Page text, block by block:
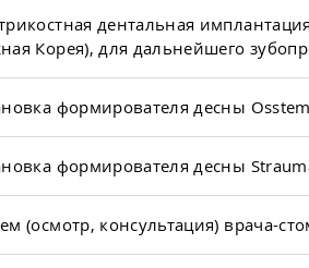
дентальная
Корея), для дальнейшего
формирователя десны
формирователя десны
(осмотр, консультация) врача-